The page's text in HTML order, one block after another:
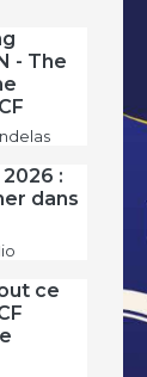
- The
:
dans
ce